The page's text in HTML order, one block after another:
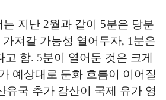
지난 2월과 같이 5분은 당분
져갈 가능성 열어두자, 1분은
고 함. 5분이 열어둔 것은 크게
예상대로 둔화 흐름이 이어질
유국 추가 감산이 국제 유가 영